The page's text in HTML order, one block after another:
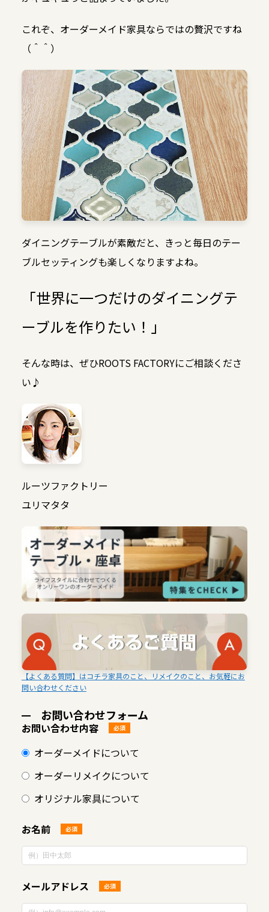
これぞ、オーダーメイド家具ならではの贅沢ですね
（＾＾）
ダイニングテーブルが素敵だと、きっと毎日のテー
ブルセッティングも楽しくなりますよね。
「世界に一つだけのダイニングテ
ーブルを作りたい！」
そんな時は、ぜひROOTS FACTORYにご相談くださ
い♪
ルーツファクトリー
ユリマタタ
【よくある質問】はコチラ家具のこと、リメイクのこと、お気軽にお
問い合わせください
お問い合わせフォーム
お問い合わせ内容 必須
オーダーメイドについて
オーダーリメイクについて
オリジナル家具について
お名前 必須
メールアドレス 必須